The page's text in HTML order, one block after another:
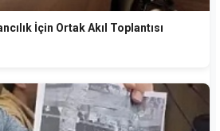
İçin Ortak Akıl Toplantısı